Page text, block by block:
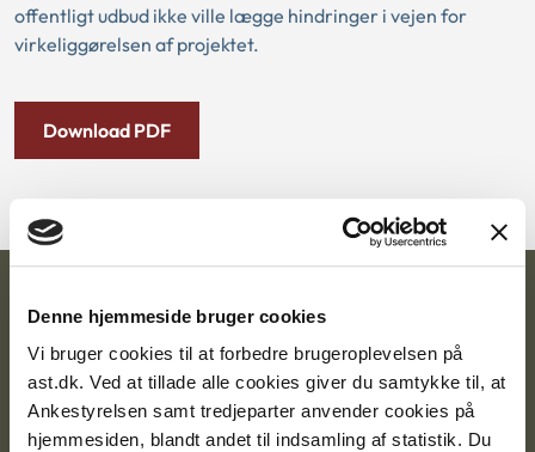
Denne hjemmeside bruger cookies
Vi bruger cookies til at forbedre brugeroplevelsen på
ast.dk. Ved at tillade alle cookies giver du samtykke til, at
Ankestyrelsen samt tredjeparter anvender cookies på
hjemmesiden, blandt andet til indsamling af statistik. Du
offentligt udbud ikke ville lægge hindringer i vejen for
virkeliggørelsen af projektet.
Download PDF
Ankestyrelsen
Postadresse:
Nytorv 7, 2. sal
9000 Aalborg